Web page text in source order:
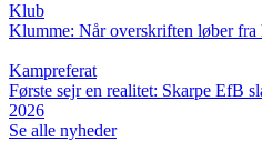
Klub
Klumme: Når overskriften løber fra
Kampreferat
Første sejr en realitet: Skarpe EfB
2026
Se alle nyheder